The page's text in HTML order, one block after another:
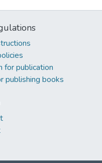
for publication
publishing books